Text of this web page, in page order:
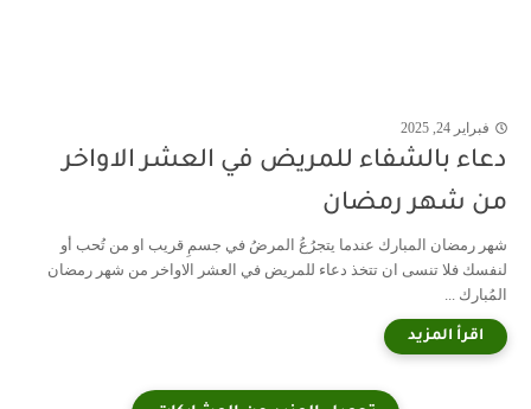
فبراير 24, 2025
دعاء بالشفاء للمريض في العشر الاواخر
من شهر رمضان
شهر رمضان المبارك عندما يتجرُعُ المرضُ في جسمِ قريب او من تُحب أو
لنفسك فلا تنسى ان تتخذ دعاء للمريض في العشر الاواخر من شهر رمضان
المُبارك ...